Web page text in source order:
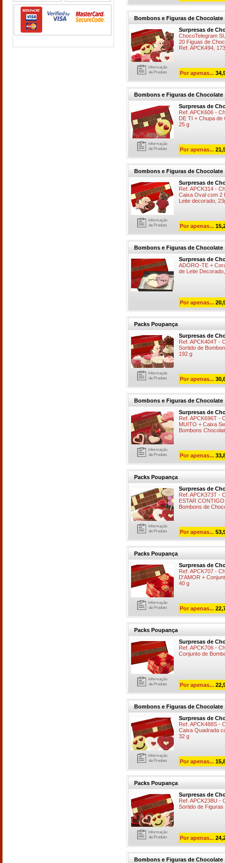
Bombons e Figuras de Chocolate
Informação
de Produto
Surpresas de
ChocoTelegram
20 Figuas de
Ref. APCK494,
Por apenas...
Bombons e Figuras de Chocolate
Informação
de Produto
Surpresas de
Ref. APCK606 -
DE TI + Chupa de
25 g
Por apenas...
Bombons e Figuras de Chocolate
Informação
de Produto
Surpresas de
Ref. APCK314 -
Caixa Oval com 2
Leite decorado,
Por apenas...
Bombons e Figuras de Chocolate
Surpresas de
ADORO-TE +
de Leite
Por apenas...
Packs Poupança
Informação
de Produto
Surpresas de
Ref. APCK404T -
Sortido de
192 g
Por apenas...
Bombons e Figuras de Chocolate
Informação
de Produto
Surpresas de
Ref. APCK696T -
MUITO + Caixa
Bombons
Por apenas...
Packs Poupança
Informação
de Produto
Surpresas de
Ref. APCK373T -
ESTAR
Bombons de
Por apenas...
Packs Poupança
Informação
de Produto
Surpresas de
Ref. APCK707 -
D'AMOR +
40 g
Por apenas...
Packs Poupança
Informação
de Produto
Surpresas de
Ref. APCK706 -
Conjunto de
Por apenas...
Bombons e Figuras de Chocolate
Informação
de Produto
Surpresas de
Ref. APCK488S -
Caixa Quadrada
32 g
Por apenas...
Packs Poupança
Informação
de Produto
Surpresas de
Ref. APCK238U -
Sortido de
Por apenas...
Bombons e Figuras de Chocolate